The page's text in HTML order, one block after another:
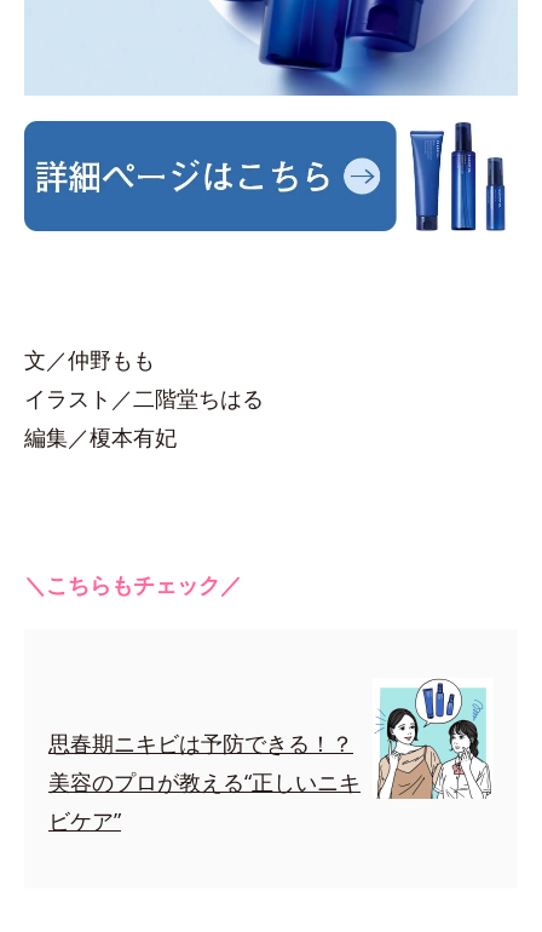
文／仲野もも
イラスト／二階堂ちはる
編集／榎本有妃
＼こちらもチェック／
思春期ニキビは予防できる！？
美容のプロが教える“正しいニキ
ビケア”